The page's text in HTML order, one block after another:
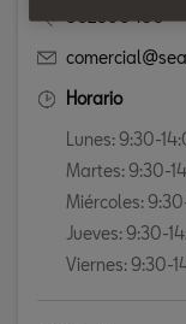
962300450
Horario
Lunes: 9:30-
Martes: 9:30-
Miércoles:
Jueves: 9:30-
Viernes: 9:30-